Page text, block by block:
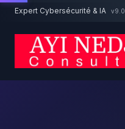
Aller au contenu principal
Expert Cybersécurité & IA v9.0
Un projet cybersécurité ?